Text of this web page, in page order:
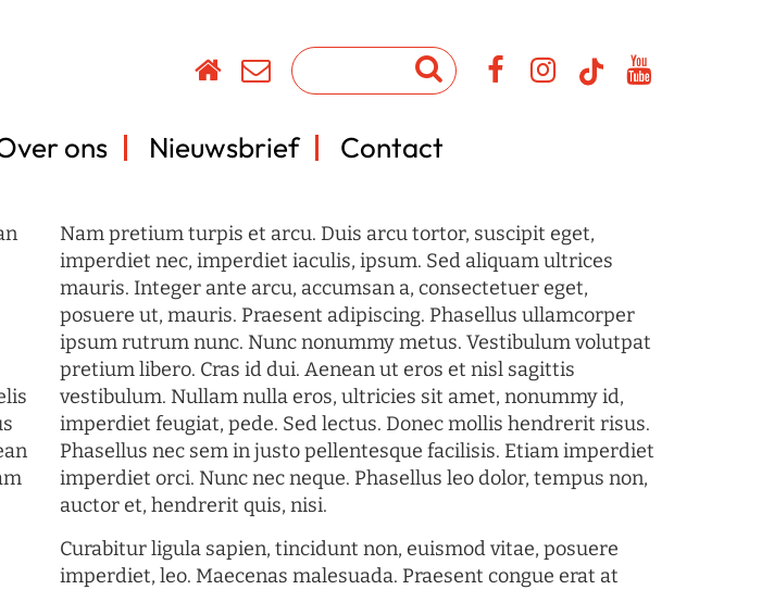
ons Nieuwsbrief Contact
Nam pretium turpis et arcu. Duis arcu tortor, suscipit eget,
imperdiet nec, imperdiet iaculis, ipsum. Sed aliquam ultrices
mauris. Integer ante arcu, accumsan a, consectetuer eget,
posuere ut, mauris. Praesent adipiscing. Phasellus ullamcorper
ipsum rutrum nunc. Nunc nonummy metus. Vestibulum volutpat
pretium libero. Cras id dui. Aenean ut eros et nisl sagittis
vestibulum. Nullam nulla eros, ultricies sit amet, nonummy id,
imperdiet feugiat, pede. Sed lectus. Donec mollis hendrerit risus.
Phasellus nec sem in justo pellentesque facilisis. Etiam imperdiet
imperdiet orci. Nunc nec neque. Phasellus leo dolor, tempus non,
auctor et, hendrerit quis, nisi.
Curabitur ligula sapien, tincidunt non, euismod vitae, posuere
imperdiet, leo. Maecenas malesuada. Praesent congue erat at